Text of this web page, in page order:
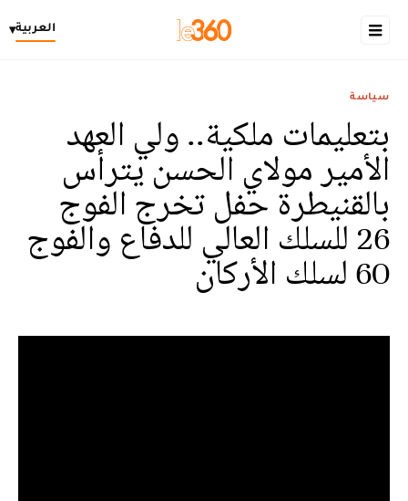
العربية▾
سياسة
بتعليمات ملكية.. ولي العهد
الأمير مولاي الحسن يترأس
بالقنيطرة حفل تخرج الفوج
26 للسلك العالي للدفاع والفوج
60 لسلك الأركان